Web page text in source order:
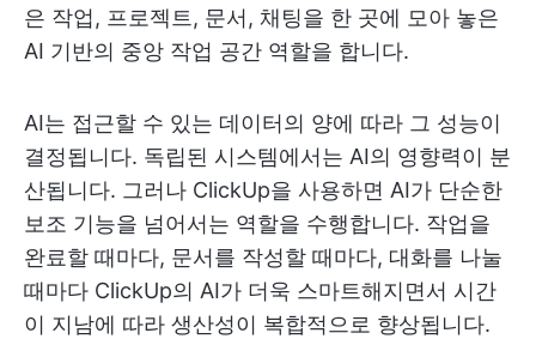
은 작업, 프로젝트, 문서, 채팅을 한 곳에 모아 놓은
AI 기반의 중앙 작업 공간 역할을 합니다.
AI는 접근할 수 있는 데이터의 양에 따라 그 성능이
결정됩니다. 독립된 시스템에서는 AI의 영향력이 분
산됩니다. 그러나 ClickUp을 사용하면 AI가 단순한
보조 기능을 넘어서는 역할을 수행합니다. 작업을
완료할 때마다, 문서를 작성할 때마다, 대화를 나눌
때마다 ClickUp의 AI가 더욱 스마트해지면서 시간
이 지남에 따라 생산성이 복합적으로 향상됩니다.